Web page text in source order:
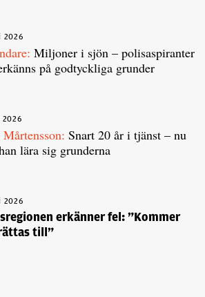
2026
Miljoner i sjön – polisaspiranter
på godtyckliga grunder
2026
Mårtensson: Snart 20 år i tjänst – nu
lära sig grunderna
2026
erkänner fel: ”Kommer
till”